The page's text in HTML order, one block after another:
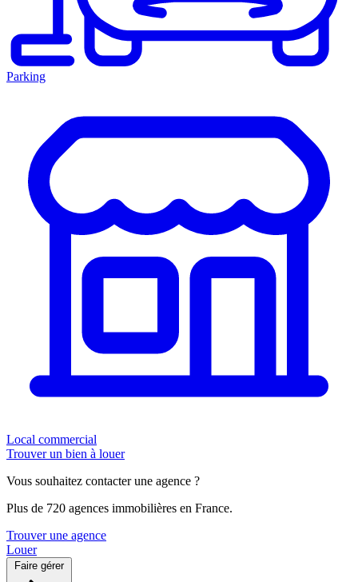
Parking
Local commercial
Trouver un bien à louer
Vous souhaitez contacter une agence ?
Plus de 720 agences immobilières en France.
Trouver une agence
Louer
Faire gérer